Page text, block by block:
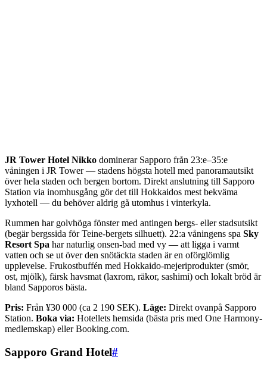
JR Tower Hotel Nikko dominerar Sapporo från 23:e–35:e
våningen i JR Tower — stadens högsta hotell med panoramautsikt
över hela staden och bergen bortom. Direkt anslutning till Sapporo
Station via inomhusgång gör det till Hokkaidos mest bekväma
lyxhotell — du behöver aldrig gå utomhus i vinterkyla.
Rummen har golvhöga fönster med antingen bergs- eller stadsutsikt
(begär bergssida för Teine-bergets silhuett). 22:a våningens spa Sky
Resort Spa har naturlig onsen-bad med vy — att ligga i varmt
vatten och se ut över den snötäckta staden är en oförglömlig
upplevelse. Frukostbuffén med Hokkaido-mejeriprodukter (smör,
ost, mjölk), färsk havsmat (laxrom, räkor, sashimi) och lokalt bröd är
bland Sapporos bästa.
Pris: Från ¥30 000 (ca 2 190 SEK). Läge: Direkt ovanpå Sapporo
Station. Boka via: Hotellets hemsida (bästa pris med One Harmony-
medlemskap) eller Booking.com.
Sapporo Grand Hotel#